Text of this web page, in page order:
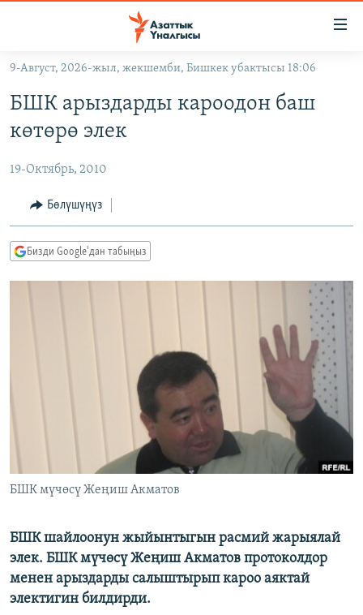
Навигацияга
өтүңүз
салыңыз
КЫРГЫЗСТАН
КЫРГЫЗСТАН
САЯСАТ
ЭКОНОМИКА
ДҮЙНӨ
ДҮЙНӨ
БОРБОР АЗИЯ
УКРАИНА
АТАЙЫН ИЛИКТӨӨ
БҮГҮН АЗАТТЫКТА
ПОДКАСТ
ЭЕ/АРнун бардык сайттары
9-Август, 2026-жыл, жекшемби, Бишкек убактысы 18:06
БШК арыздарды кароодон баш
көтөрө элек
19-Октябрь, 2010
Бөлүшүңүз
Бизди Google'дан табыңыз
БШК мүчөсү Жеңиш Акматов
БШК шайлоонун жыйынтыгын расмий жарыялай
элек. БШК мүчөсү Жеңиш Акматов протоколдор
менен арыздарды салыштырып кароо аяктай
электигин билдирди.